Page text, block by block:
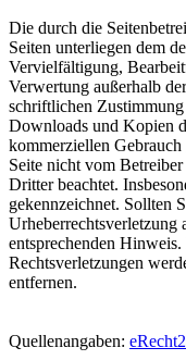
Die durch die
Seiten unterliegen dem
Vervielfältigung,
Verwertung außerhalb
schriftlichen
Downloads und Kopien
kommerziellen
Seite nicht vom
Dritter beachtet.
gekennzeichnet. Sollten
Urheberrechtsverletzung
entsprechenden
Rechtsverletzungen
entfernen.
Quellenangaben: